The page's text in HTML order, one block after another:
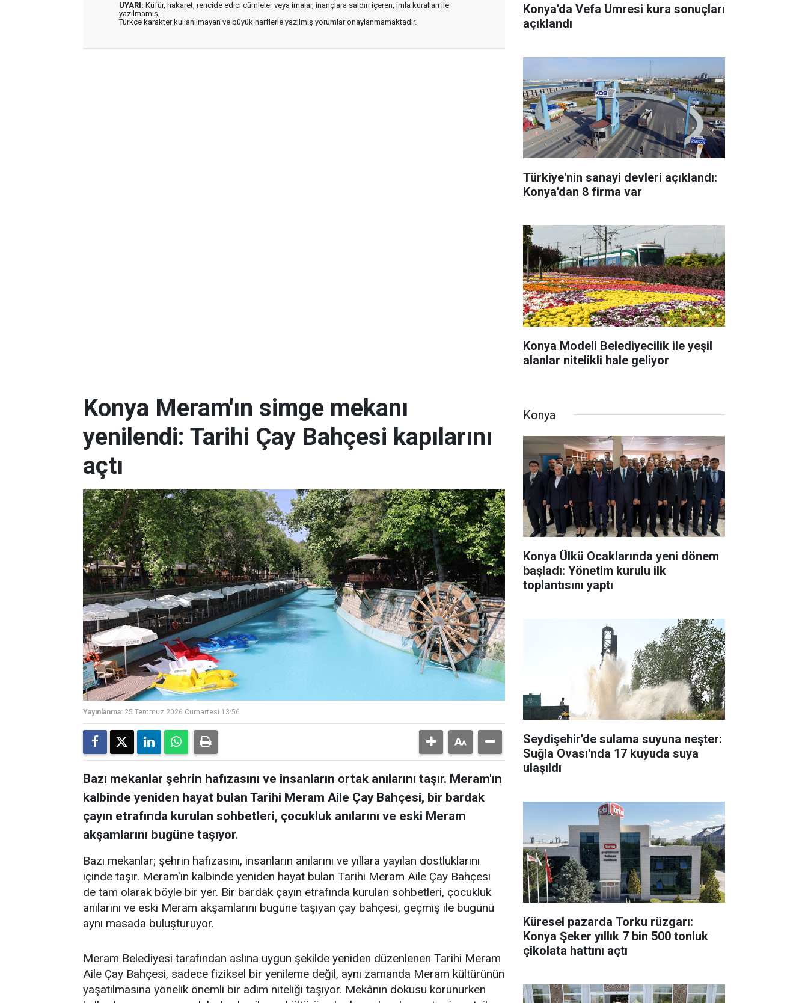
UYARI: Küfür, hakaret, rencide edici cümleler veya imalar, inançlara saldırı içeren, imla kuralları ile
yazılmamış,
Türkçe karakter kullanılmayan ve büyük harflerle yazılmış yorumlar onaylanmamaktadır.
Konya'da Vefa Umresi kura sonuçları
açıklandı
Türkiye'nin sanayi devleri açıklandı:
Konya'dan 8 firma var
Konya Modeli Belediyecilik ile yeşil
alanlar nitelikli hale geliyor
Konya Meram'ın simge mekanı
yenilendi: Tarihi Çay Bahçesi kapılarını
açtı
Yayınlanma: 25 Temmuz 2026 Cumartesi 13:56
Bazı mekanlar şehrin hafızasını ve insanların ortak anılarını taşır. Meram'ın
kalbinde yeniden hayat bulan Tarihi Meram Aile Çay Bahçesi, bir bardak
çayın etrafında kurulan sohbetleri, çocukluk anılarını ve eski Meram
akşamlarını bugüne taşıyor.
Bazı mekanlar; şehrin hafızasını, insanların anılarını ve yıllara yayılan dostluklarını
içinde taşır. Meram'ın kalbinde yeniden hayat bulan Tarihi Meram Aile Çay Bahçesi
de tam olarak böyle bir yer. Bir bardak çayın etrafında kurulan sohbetleri, çocukluk
anılarını ve eski Meram akşamlarını bugüne taşıyan çay bahçesi, geçmiş ile bugünü
aynı masada buluşturuyor.
Meram Belediyesi tarafından aslına uygun şekilde yeniden düzenlenen Tarihi Meram
Aile Çay Bahçesi, sadece fiziksel bir yenileme değil, aynı zamanda Meram kültürünün
yaşatılmasına yönelik önemli bir adım niteliği taşıyor. Mekânın dokusu korunurken
Konya
Konya Ülkü Ocaklarında yeni dönem
başladı: Yönetim kurulu ilk
toplantısını yaptı
Seydişehir'de sulama suyuna neşter:
Suğla Ovası'nda 17 kuyuda suya
ulaşıldı
Küresel pazarda Torku rüzgarı:
Konya Şeker yıllık 7 bin 500 tonluk
çikolata hattını açtı